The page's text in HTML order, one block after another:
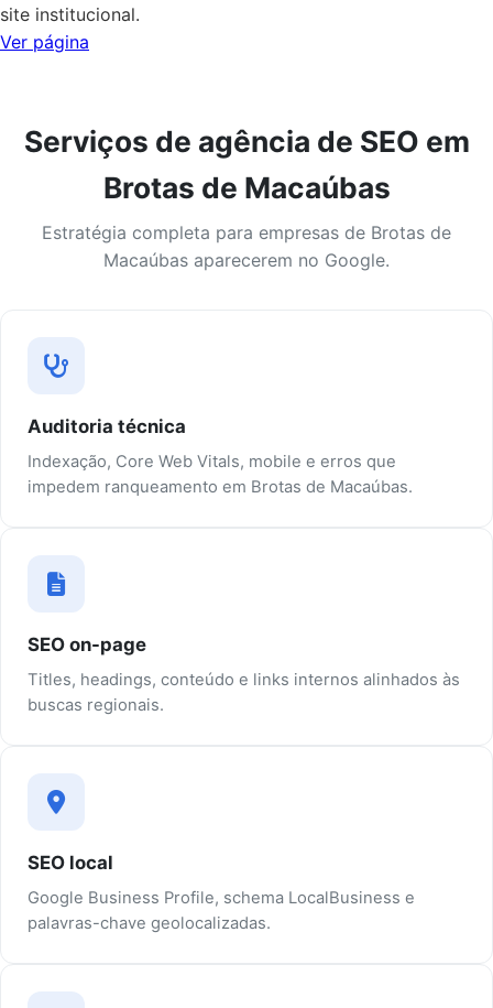
site institucional.
Ver página
Serviços de agência de SEO em
Brotas de Macaúbas
Estratégia completa para empresas de Brotas de
Macaúbas aparecerem no Google.
Auditoria técnica
Indexação, Core Web Vitals, mobile e erros que
impedem ranqueamento em Brotas de Macaúbas.
SEO on-page
Titles, headings, conteúdo e links internos alinhados às
buscas regionais.
SEO local
Google Business Profile, schema LocalBusiness e
palavras-chave geolocalizadas.